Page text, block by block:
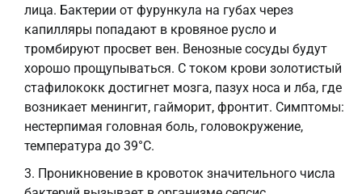
лица. Бактерии от фурункула на губах через
капилляры попадают в кровяное русло и
тромбируют просвет вен. Венозные сосуды будут
хорошо прощупываться. С током крови золотистый
стафилококк достигнет мозга, пазух носа и лба, где
возникает менингит, гайморит, фронтит. Симптомы:
нестерпимая головная боль, головокружение,
температура до 39°С.
Проникновение в кровоток значительного числа